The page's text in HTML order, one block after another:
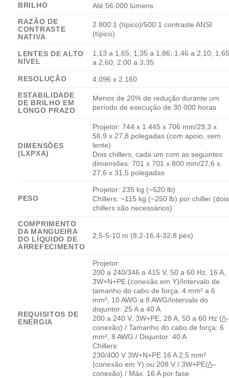
BRILHO
Até 56.000 lúmens
RAZÃO DE
CONTRASTE
NATIVA
2.800:1 (típico)/500:1 contraste ANSI
(típico)
LENTES DE ALTO
NÍVEL
1,13 a 1,65; 1,35 a 1,86; 1,46 a 2,10;
a 2,60; 2,00 a 3,35
RESOLUÇÃO
4.096 x 2.160
ESTABILIDADE
DE BRILHO EM
LONGO PRAZO
Menos de 20% de redução durante um
período de execução de 30.000 horas
DIMENSÕES
(LXPXA)
Projetor: 744 x 1.445 x 706 mm/29,3 x
56,9 x 27,8 polegadas (com apoio, sem
lente)
Dois chillers, cada um com as seguintes
dimensões: 701 x 701 x 800 mm/27,6 x
27,6 x 31,5 polegadas
PESO
Projetor: 235 kg (~520 lb)
Chillers: ~115 kg (~250 lb) por chiller (dois
chillers são necessários)
COMPRIMENTO
DA MANGUEIRA
DO LÍQUIDO DE
ARREFECIMENTO
2,5-5-10 m (8,2-16,4-32,8 pés)
REQUISITOS DE
ENERGIA
Projetor:
200 a 240/346 a 415 V, 50 a 60 Hz, 16 A,
3W+N+PE (conexão em Y)/Intervalo de
tamanho do cabo de força: 4 mm² a 6
mm², 10 AWG a 8 AWG/Intervalo do
disjuntor: 25 A a 40 A
200 a 240 V, 3W+PE, 28 A, 50 a 60 Hz (/\
conexão) / Tamanho do cabo de força: 6
mm², 8 AWG / Disjuntor: 40 A
Chillers:
230/400 V 3W+N+PE 16 A 2,5 mm²
(conexão em Y) ou 208 V / 3W+PE(/\–
conexão) / Máx. 16 A por fase